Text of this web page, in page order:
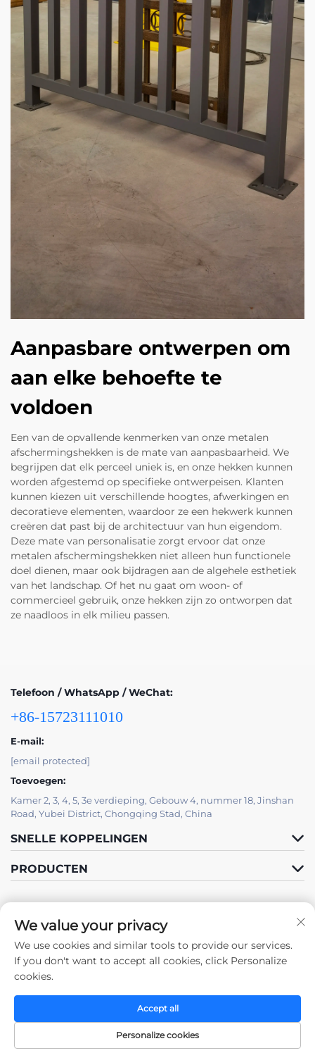
Aanpasbare ontwerpen om
aan elke behoefte te
voldoen
Een van de opvallende kenmerken van onze metalen
afschermingshekken is de mate van aanpasbaarheid. We
begrijpen dat elk perceel uniek is, en onze hekken kunnen
worden afgestemd op specifieke ontwerpeisen. Klanten
kunnen kiezen uit verschillende hoogtes, afwerkingen en
decoratieve elementen, waardoor ze een hekwerk kunnen
creëren dat past bij de architectuur van hun eigendom.
Deze mate van personalisatie zorgt ervoor dat onze
metalen afschermingshekken niet alleen hun functionele
doel dienen, maar ook bijdragen aan de algehele esthetiek
van het landschap. Of het nu gaat om woon- of
commercieel gebruik, onze hekken zijn zo ontworpen dat
ze naadloos in elk milieu passen.
Telefoon / WhatsApp / WeChat:
+86-15723111010
E-mail:
[email protected]
Toevoegen:
Kamer 2, 3, 4, 5, 3e verdieping, Gebouw 4, nummer 18, Jinshan
Road, Yubei District, Chongqing Stad, China
SNELLE KOPPELINGEN
PRODUCTEN
Volg ons
Auteursrecht © 2025 door Chongqing Zhengda Staalconstructies Co.,
Ltd. -Privacybeleid
We value your privacy
We use cookies and similar tools to provide our services.
If you don't want to accept all cookies, click Personalize
cookies.
Personalize cookies
Accept all